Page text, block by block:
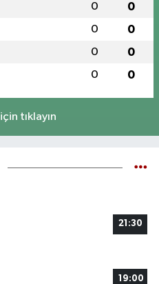
0 0
0 0
0 0
0 0
tıklayın
21:30
19:00